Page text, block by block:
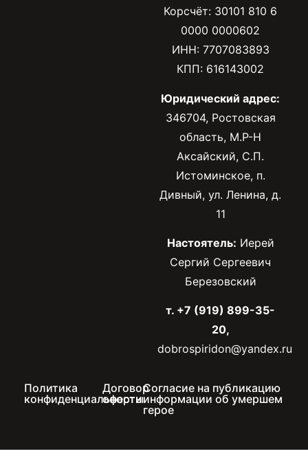
Корсчёт: 30101 810 6
0000 0000602
ИНН: 7707083893
КПП: 616143002
Юридический адрес:
346704, Ростовская
область, М.Р-Н
Аксайский, С.П.
Истоминское, п.
Дивный, ул. Ленина, д.
11
Настоятель: Иерей
Сергий Сергеевич
Березовский
т. +7 (919) 899-35-
20,
dobrospiridon@yandex.ru
Политика
конфиденциальности
Договор
оферты
Согласие на публикацию
информации об умершем
герое